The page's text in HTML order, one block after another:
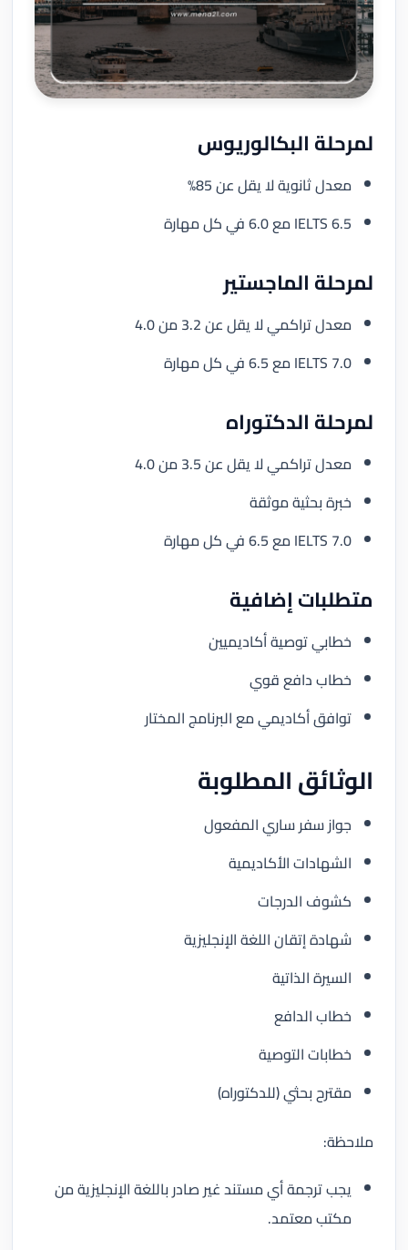
لمرحلة البكالوريوس
معدل ثانوية لا يقل عن 85%
IELTS 6.5 مع 6.0 في كل مهارة
لمرحلة الماجستير
معدل تراكمي لا يقل عن 3.2 من 4.0
IELTS 7.0 مع 6.5 في كل مهارة
لمرحلة الدكتوراه
معدل تراكمي لا يقل عن 3.5 من 4.0
خبرة بحثية موثقة
IELTS 7.0 مع 6.5 في كل مهارة
متطلبات إضافية
خطابي توصية أكاديميين
خطاب دافع قوي
توافق أكاديمي مع البرنامج المختار
الوثائق المطلوبة
جواز سفر ساري المفعول
الشهادات الأكاديمية
كشوف الدرجات
شهادة إتقان اللغة الإنجليزية
السيرة الذاتية
خطاب الدافع
خطابات التوصية
مقترح بحثي (للدكتوراه)
ملاحظة:
يجب ترجمة أي مستند غير صادر باللغة الإنجليزية من
مكتب معتمد.